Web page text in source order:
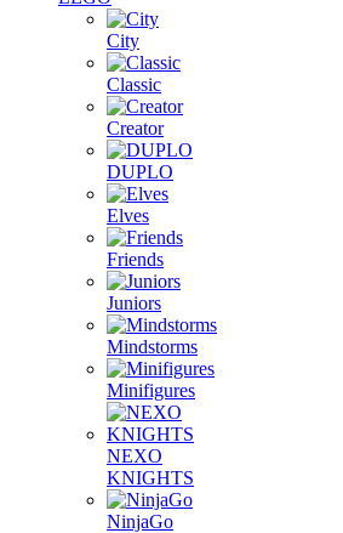
City
Classic
Creator
DUPLO
Elves
Friends
Juniors
Mindstorms
Minifigures
NEXO
KNIGHTS
NinjaGo